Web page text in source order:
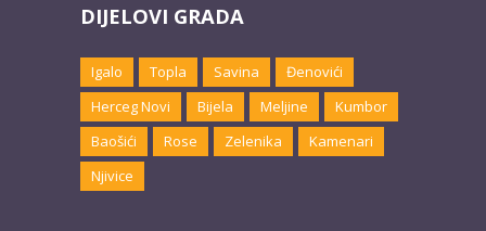
DIJELOVI GRADA
Igalo Topla Savina
Đenovići
Herceg Novi
Bijela Meljine
Kumbor
Baošići
Rose Zelenika
Kamenari
Njivice